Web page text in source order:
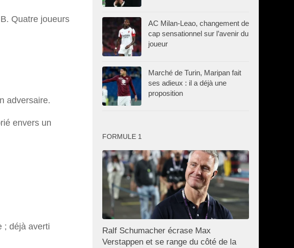
Quatre joueurs
adversaire.
envers un
; déjà averti
AC Milan-Leao, changement de
cap sensationnel sur l’avenir du
joueur
Marché de Turin, Maripan fait
ses adieux : il a déjà une
proposition
FORMULE 1
Ralf Schumacher écrase Max
Verstappen et se range du côté de la